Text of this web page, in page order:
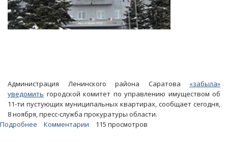
Администрация Ленинского района Саратова «забыла»
уведомить городской комитет по управлению имуществом об
11-ти пустующих муниципальных квартирах, сообщает сегодня,
8 ноября, пресс-служба прокуратуры области.
Подробнее
Комментарии 115 просмотров